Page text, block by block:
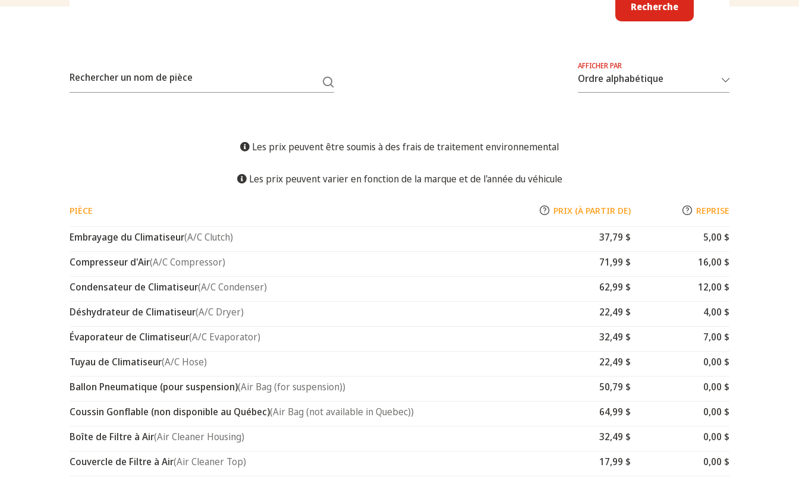
Recherche
Rechercher un nom de pièce
AFFICHER PAR
Les prix peuvent être soumis à des frais de traitement environnemental
Les prix peuvent varier en fonction de la marque et de l'année du véhicule
PIÈCE PRIX (À PARTIR DE) REPRISE
Embrayage du Climatiseur(A/C Clutch) 37,79 $
5,00 $
Compresseur d'Air(A/C Compressor) 71,99 $
16,00 $
Condensateur de Climatiseur(A/C Condenser) 62,99 $
12,00 $
Déshydrateur de Climatiseur(A/C Dryer) 22,49 $
4,00 $
Évaporateur de Climatiseur(A/C Evaporator) 32,49 $
7,00 $
Tuyau de Climatiseur(A/C Hose) 22,49 $
0,00 $
Ballon Pneumatique (pour suspension)(Air Bag (for suspension)) 50,79 $
0,00 $
Coussin Gonflable (non disponible au Québec)(Air Bag (not available in Quebec)) 64,99 $
0,00 $
Boîte de Filtre à Air(Air Cleaner Housing) 32,49 $
0,00 $
Couvercle de Filtre à Air(Air Cleaner Top) 17,99 $
0,00 $